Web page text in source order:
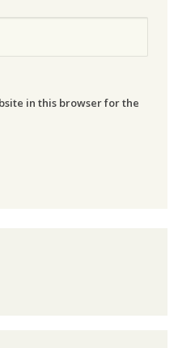
in this browser for the